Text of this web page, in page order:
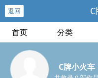
返回
首页 分类
C牌小火车